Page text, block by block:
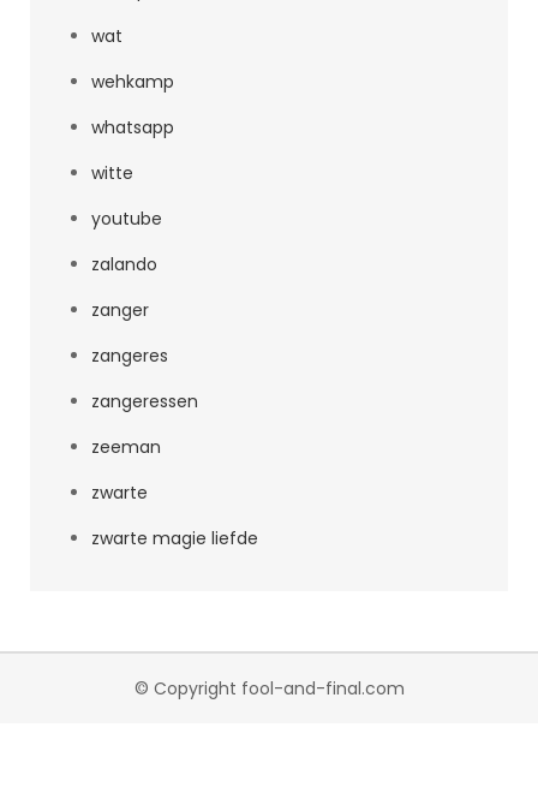
wat
wehkamp
whatsapp
witte
youtube
zalando
zanger
zangeres
zangeressen
zeeman
zwarte
zwarte magie liefde
© Copyright fool-and-final.com